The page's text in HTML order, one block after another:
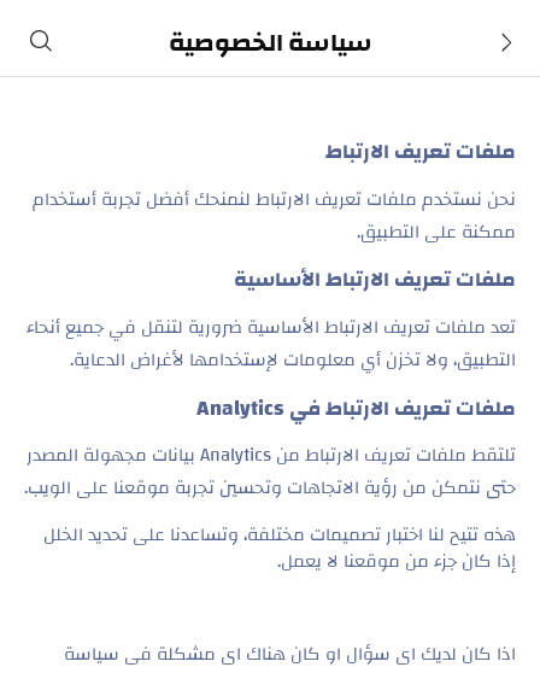
سياسة الخصوصية
ملفات تعريف الارتباط
نحن نستخدم ملفات تعريف الارتباط لنمنحك أفضل تجربة أستخدام
ممكنة على التطبيق.
ملفات تعريف الارتباط الأساسية
تعد ملفات تعريف الارتباط الأساسية ضرورية لتنقل في جميع أنحاء
التطبيق، ولا تخزن أي معلومات لإستخدامها لأغراض الدعاية.
ملفات تعريف الارتباط فيAnalytics
تلتقط ملفات تعريف الارتباط منAnalyticsبيانات مجهولة المصدر
حتى نتمكن من رؤية الاتجاهات وتحسين تجربة موقعنا على الويب.
هذه تتيح لنا اختبار تصميمات مختلفة، وتساعدنا على تحديد الخلل
إذا كان جزء من موقعنا لا يعمل.
اذا كان لديك اى سؤال او كان هناك اى مشكلة فى سياسة